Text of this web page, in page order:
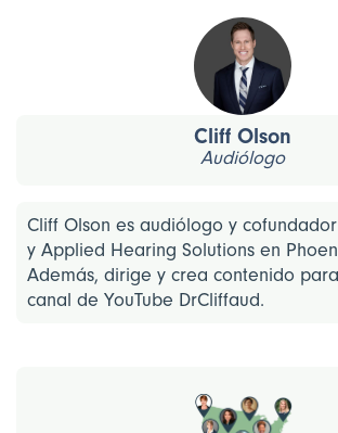
Cliff Olson
Audiólogo
Cliff Olson es audiólogo y
y Applied Hearing Solutions en
Además, dirige y crea contenido
canal de YouTube DrCliffaud.